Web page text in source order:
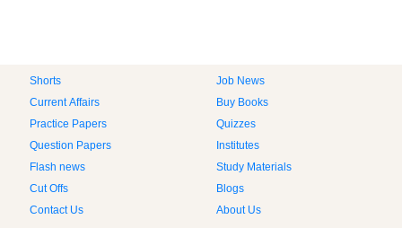
Shorts
Job News
Current Affairs
Buy Books
Practice Papers
Quizzes
Question Papers
Institutes
Flash news
Study Materials
Cut Offs
Blogs
Contact Us
About Us